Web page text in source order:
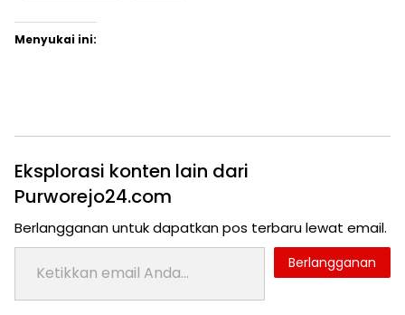
Menyukai ini:
Eksplorasi konten lain dari
Purworejo24.com
Berlangganan untuk dapatkan pos terbaru lewat email.
Ketikkan email Anda...
Berlangganan